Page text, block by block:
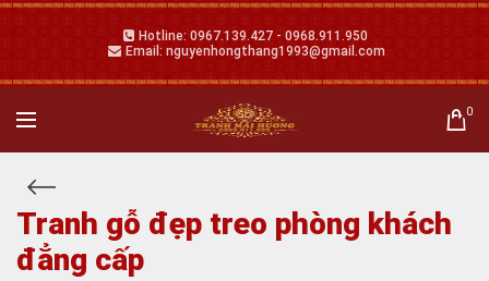
Hotline: 0967.139.427 - 0968.911.950
Email: nguyenhongthang1993@gmail.com
0
Tranh gỗ đẹp treo phòng khách
đẳng cấp